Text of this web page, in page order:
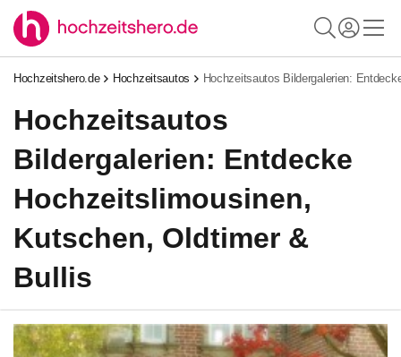
Hochzeitshero.de Hochzeitsautos Hochzeitsautos Bildergalerien:
Hochzeitsautos
Bildergalerien: Entdecke
Hochzeitslimousinen,
Kutschen, Oldtimer &
Bullis